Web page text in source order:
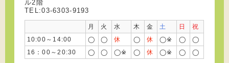
2023/10/21
交通事故で身体を痛めてた方を施術しました
2023/10/17
身体の歪みが気になる方を施術しました
ル2階
TEL:03-6303-9193
月 火 水 木 金 土 日 祝
10:00～14:00 ◯ ◯ 休 ◯ 休 ◯※ ◯ ◯
16：00～20:30 ◯ ◯ ◯※ ◯ 休 ◯※ ◯ ◯